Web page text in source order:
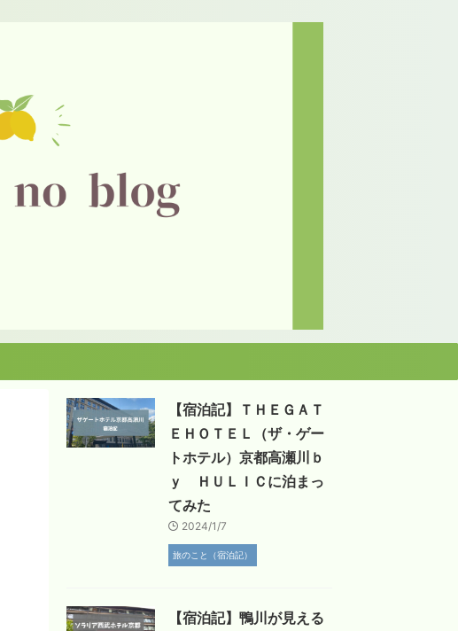
【宿泊記】ＴＨＥＧＡＴ
ＥＨＯＴＥＬ（ザ・ゲー
トホテル）京都高瀬川ｂ
ｙ ＨＵＬＩＣに泊まっ
てみた
2024/1/7
旅のこと（宿泊記）
【宿泊記】鴨川が見える